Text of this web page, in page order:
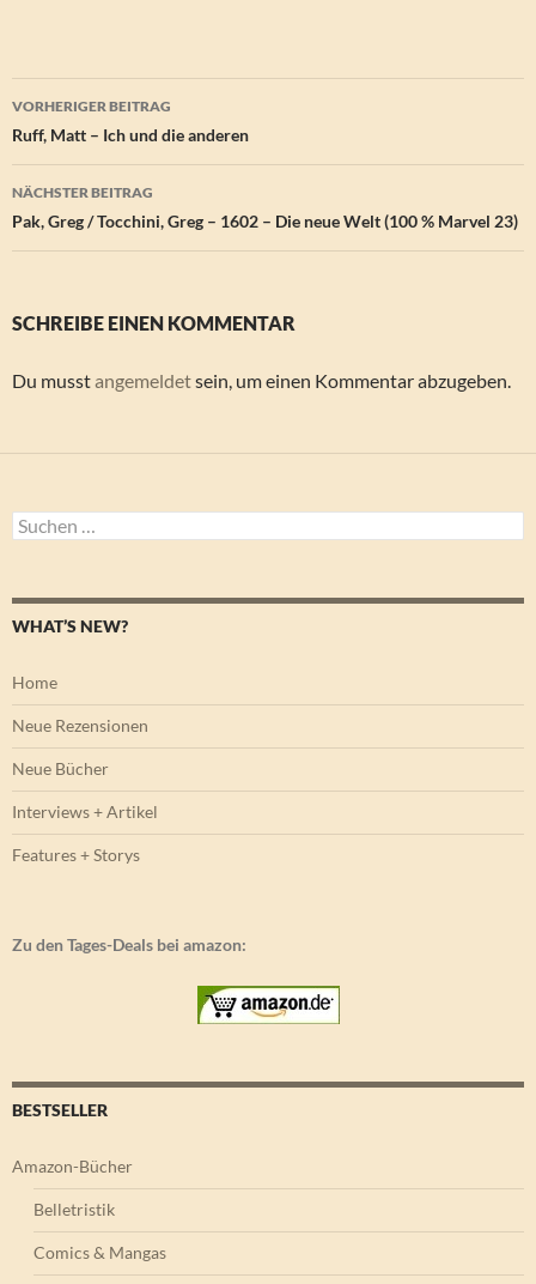
Beitragsnavigation
VORHERIGER BEITRAG
Ruff, Matt – Ich und die anderen
NÄCHSTER BEITRAG
Pak, Greg / Tocchini, Greg – 1602 – Die neue Welt (100 % Marvel 23)
SCHREIBE EINEN KOMMENTAR
Du musstangemeldetsein, um einen Kommentar abzugeben.
Suchen
nach:
WHAT’S NEW?
Home
Neue Rezensionen
Neue Bücher
Interviews + Artikel
Features + Storys
Zu den Tages-Deals bei amazon:
BESTSELLER
Amazon-Bücher
Belletristik
Comics & Mangas